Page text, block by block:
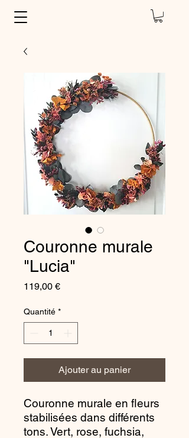
Couronne murale
"Lucia"
119,00 €Prix
Quantité *
Ajouter au panier
Couronne murale en fleurs
stabilisées dans différents
tons. Vert, rose, fuchsia,